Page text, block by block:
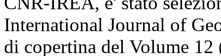
International Journal of
di copertina del Volume